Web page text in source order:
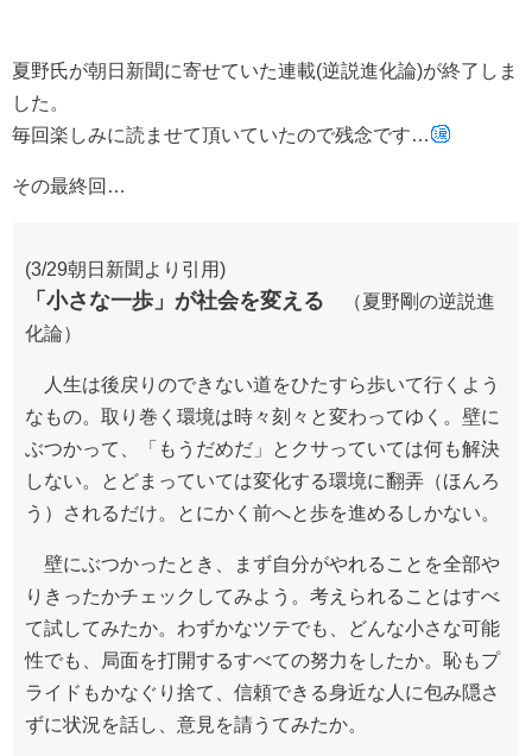
夏野氏が朝日新聞に寄せていた連載(逆説進化論)が終了しま
した。
毎回楽しみに読ませて頂いていたので残念です…
その最終回…
(3/29朝日新聞より引用)
「小さな一歩」が社会を変える （夏野剛の逆説進
化論）
人生は後戻りのできない道をひたすら歩いて行くよう
なもの。取り巻く環境は時々刻々と変わってゆく。壁に
ぶつかって、「もうだめだ」とクサっていては何も解決
しない。とどまっていては変化する環境に翻弄（ほんろ
う）されるだけ。とにかく前へと歩を進めるしかない。
壁にぶつかったとき、まず自分がやれることを全部や
りきったかチェックしてみよう。考えられることはすべ
て試してみたか。わずかなツテでも、どんな小さな可能
性でも、局面を打開するすべての努力をしたか。恥もプ
ライドもかなぐり捨て、信頼できる身近な人に包み隠さ
ずに状況を話し、意見を請うてみたか。